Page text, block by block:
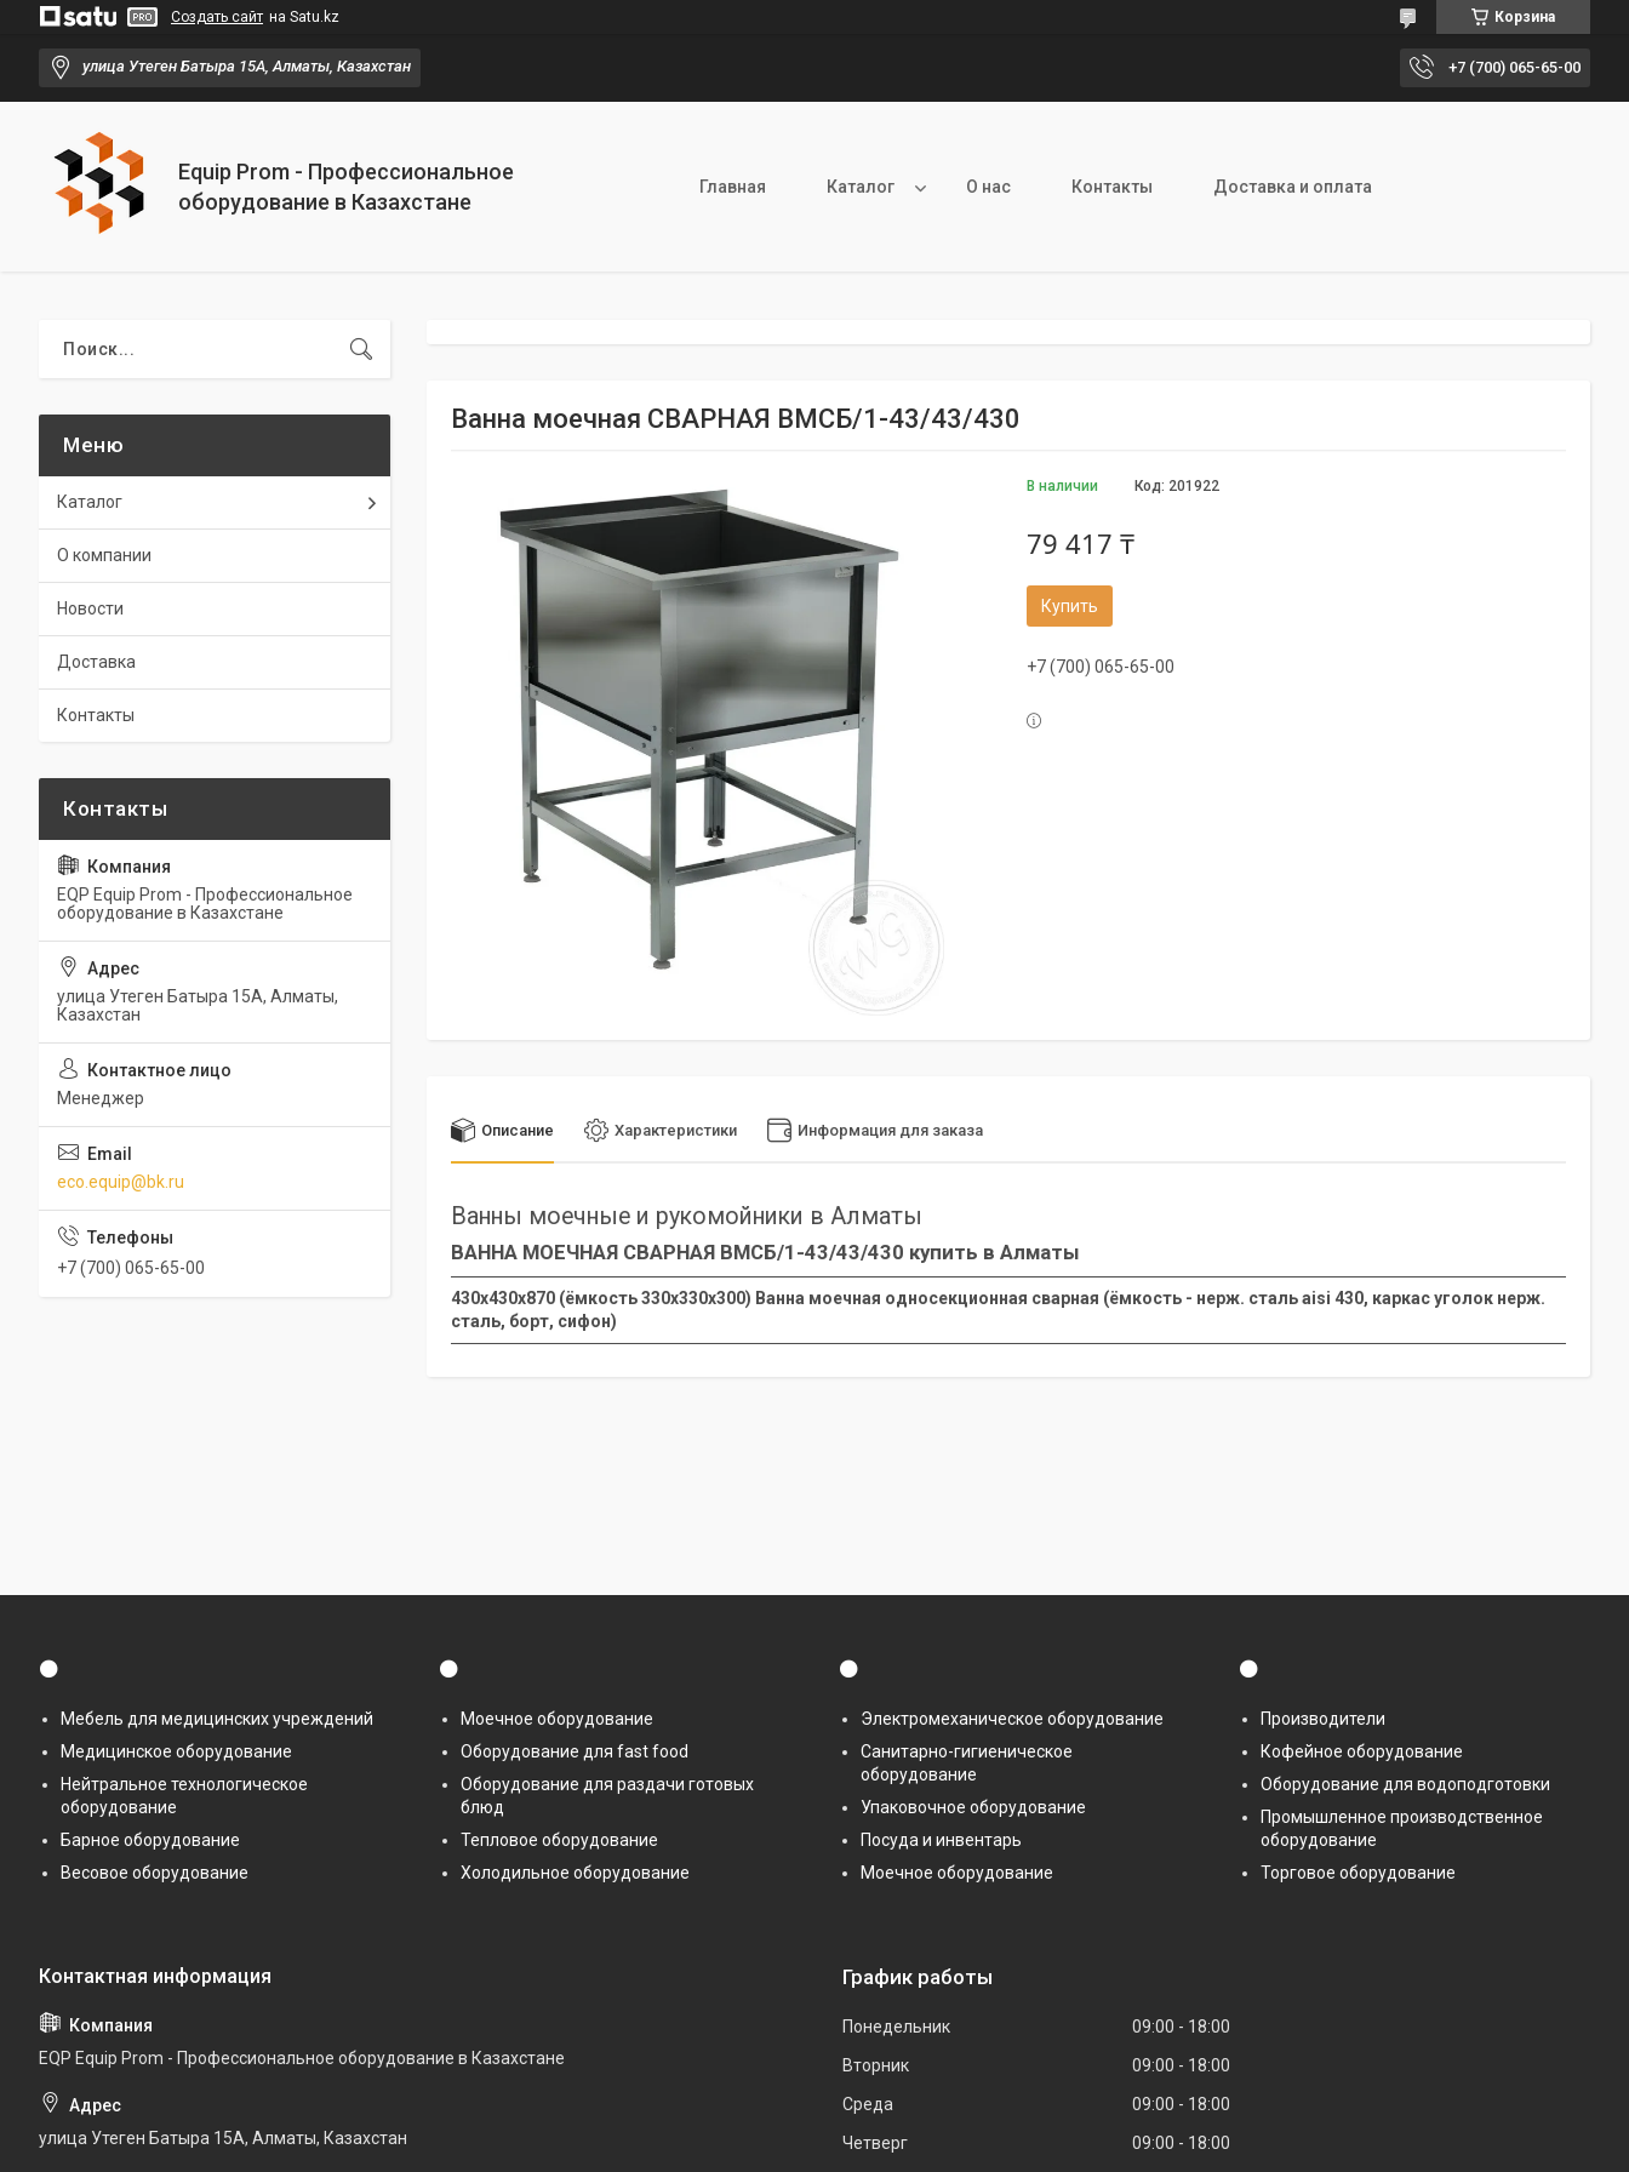
Создать сайт на Satu.kz Корзина
улица Утеген Батыра 15А, Алматы, Казахстан +7 (700) 065-65-00
Equip Prom - Профессиональное
оборудование в Казахстане
Главная Каталог О нас Контакты Доставка и оплата
Ванна моечная СВАРНАЯ ВМСБ/1-43/43/430
В наличии Код: 201922
79 417 ₸
Купить
+7 (700) 065-65-00
Описание Характеристики Информация для заказа
Ванны моечные и рукомойники в Алматы
ВАННА МОЕЧНАЯ СВАРНАЯ ВМСБ/1-43/43/430 купить в Алматы
430х430х870 (ёмкость 330х330х300) Ванна моечная односекционная сварная (ёмкость - нерж. сталь aisi 430, каркас уголок нерж.
сталь, борт, сифон)
Каталог
О компании
Новости
Доставка
Контакты
EQP Equip Prom - Профессиональное
оборудование в Казахстане
улица Утеген Батыра 15А, Алматы,
Казахстан
Менеджер
eco.equip@bk.ru
+7 (700) 065-65-00
⚫
Мебель для медицинских учреждений
Медицинское оборудование
Нейтральное технологическое
оборудование
Барное оборудование
Весовое оборудование
⚫
Моечное оборудование
Оборудование для fast food
Оборудование для раздачи готовых
блюд
Тепловое оборудование
Холодильное оборудование
⚫
Электромеханическое оборудование
Санитарно-гигиеническое
оборудование
Упаковочное оборудование
Посуда и инвентарь
Моечное оборудование
⚫
Производители
Кофейное оборудование
Оборудование для водоподготовки
Промышленное производственное
оборудование
Торговое оборудование
EQP Equip Prom - Профессиональное оборудование в Казахстане
улица Утеген Батыра 15А, Алматы, Казахстан
График работы
Понедельник 09:00
18:00
Вторник
09:00
18:00
Среда
09:00
18:00
Четверг
09:00
18:00